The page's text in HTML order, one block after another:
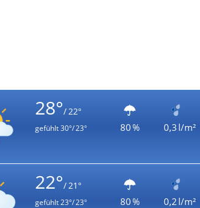
28°/ 22°
gefühlt30°/ 23° 80 % 0,3 l/m²
22°/ 21°
gefühlt23°/ 23° 80 % 0,2 l/m²